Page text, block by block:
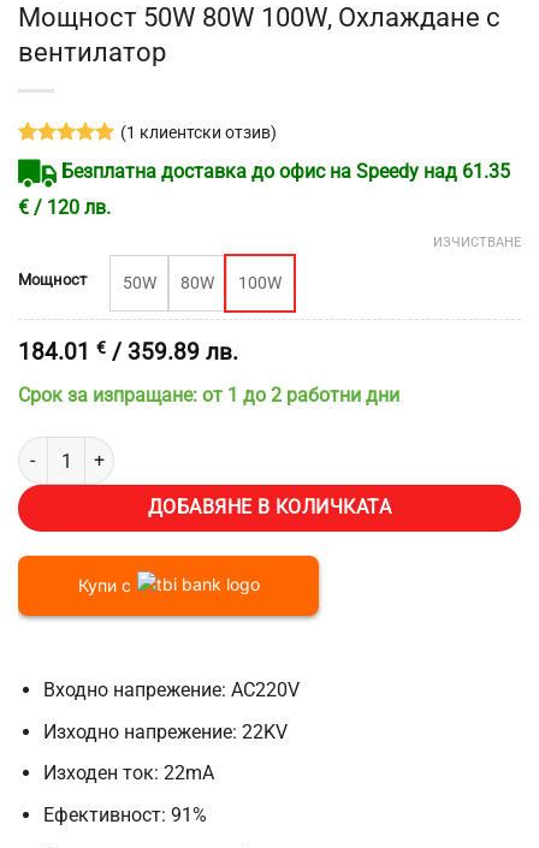
Мощност 50W 80W 100W, Охлаждане с
вентилатор
Оценен
от 5,
базирано
на
1
(1 клиентски отзив)
Безплатна доставка до офис на Speedy над 61.35
€ / 120 лв.
Мощност 50W 80W 100W
ИЗЧИСТВАНЕ
184.01 € / 359.89 лв.
Срок за изпращане: от 1 до 2 работни дни
количество за Захранване за CO2 лазер Vevor V4983, Мощност
ДОБАВЯНЕ В КОЛИЧКАТА
Купи с
Входно напрежение: AC220V
Изходно напрежение: 22KV
Изходен ток: 22mA
Ефективност: 91%